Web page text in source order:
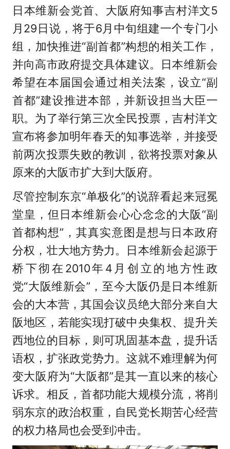
日本维新会党首、大阪府知事吉村洋文5
月29日说，将于6月中旬组建一个专门小
组，加快推进“副首都”构想的相关工作，
并向高市政府提交具体建议。日本维新会
希望在本届国会通过相关法案，设立“副
首都”建设推进本部，并新设担当大臣一
职。为了举行第三次全民投票，吉村洋文
宣布将参加明年春天的知事选举，并接受
前两次投票失败的教训，欲将投票对象从
原来的大阪市扩大到大阪府。
尽管控制东京“单极化”的说辞看起来冠冕
堂皇，但日本维新会心心念念的大阪“副
首都构想”，其真实意图是想与日本政府
分权，壮大地方势力。日本维新会起源于
桥下彻在2010年4月创立的地方性政
党“大阪维新会”，至今大阪仍是日本维新
会的大本营，其国会议员绝大部分来自大
阪地区，若能实现打破中央集权、提升关
西地位的目标，则可巩固基本盘，提升话
语权，扩张政党势力。这就不难理解为何
变大阪府为“大阪都”是其一直以来的核心
诉求。相反，首都功能大规模分流，将削
弱东京的政治权重，自民党长期苦心经营
的权力格局也会受到冲击。